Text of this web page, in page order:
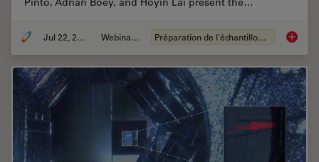
Jul 22, 2025 Webinaire Préparation de l'échantillon EM